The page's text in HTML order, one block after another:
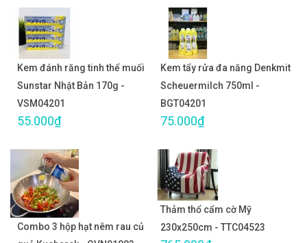
Kem đánh răng tinh thể muối
Sunstar Nhật Bản 170g -
VSM04201
55.000₫
Kem tẩy rửa đa năng Denkmit
Scheuermilch 750ml -
BGT04201
75.000₫
Combo 3 hộp hạt nêm rau củ
Thảm thổ cẩm cờ Mỹ
230x250cm - TTC04523